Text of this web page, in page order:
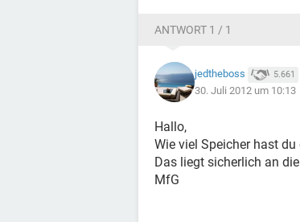
ANTWORT 1 / 1
jedtheboss 5.661
30. Juli 2012 um 10:13
Hallo,
Wie viel Speicher hast
Das liegt sicherlich an
MfG